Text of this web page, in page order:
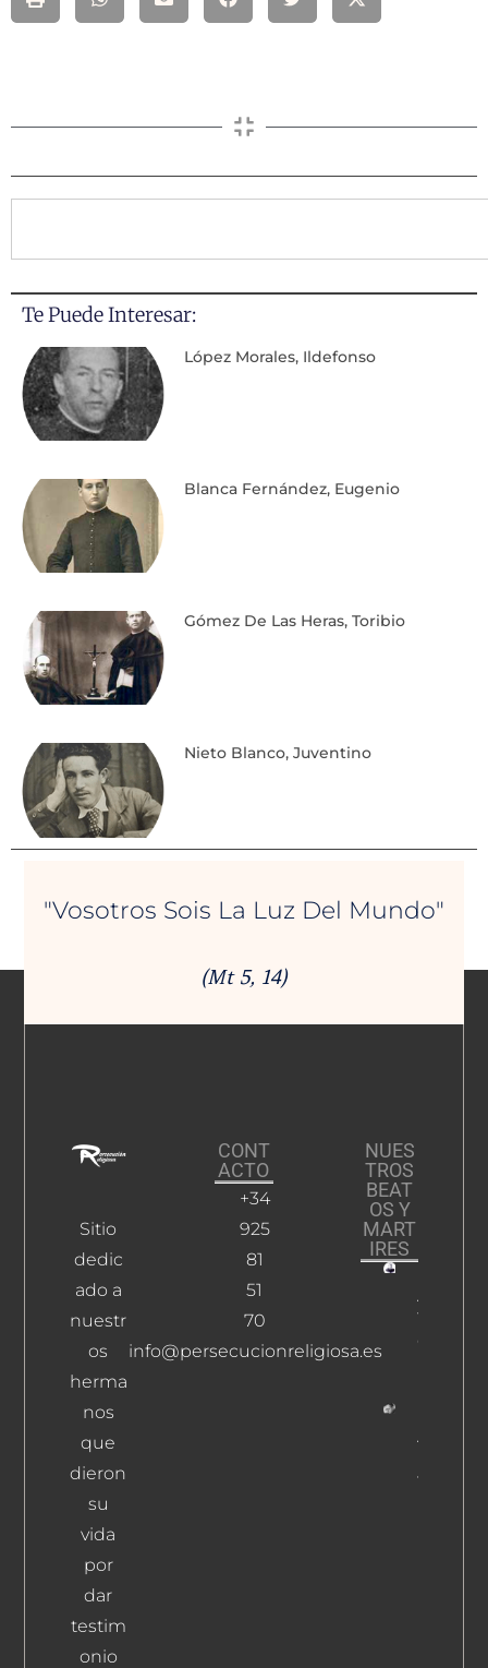
Te Puede Interesar:
López Morales, Ildefonso
Blanca Fernández, Eugenio
Gómez De Las Heras, Toribio
Nieto Blanco, Juventino
"Vosotros Sois La Luz Del Mundo"
(Mt 5, 14)
Sitio
dedic
ado a
nuestr
os
herma
nos
que
dieron
su
vida
por
dar
testim
onio
CONT
ACTO
+34
925
81
51
70
info@persecucionreligiosa.es
NUES
TROS
BEAT
OS Y
MART
IRES
Alguacil
Cipriano
Abel De
Y Díaz-